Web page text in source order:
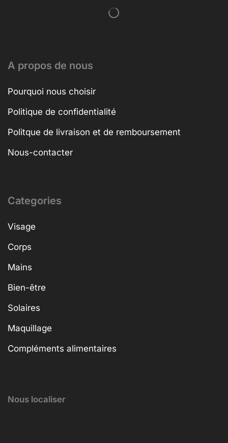
A propos de nous
Pourquoi nous choisir
Politique de confidentialité
Politque de livraison et de remboursement
Nous-contacter
Categories
Visage
Corps
Mains
Bien-être
Solaires
Maquillage
Compléments alimentaires
Nous localiser